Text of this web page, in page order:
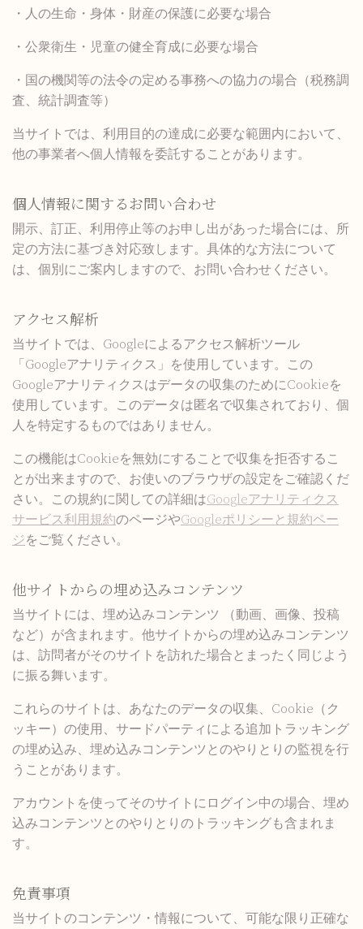
・人の生命・身体・財産の保護に必要な場合
・公衆衛生・児童の健全育成に必要な場合
・国の機関等の法令の定める事務への協力の場合（税務調
査、統計調査等）
当サイトでは、利用目的の達成に必要な範囲内において、
他の事業者へ個人情報を委託することがあります。
個人情報に関するお問い合わせ
開示、訂正、利用停止等のお申し出があった場合には、所
定の方法に基づき対応致します。具体的な方法について
は、個別にご案内しますので、お問い合わせください。
アクセス解析
当サイトでは、Googleによるアクセス解析ツール
「Googleアナリティクス」を使用しています。この
Googleアナリティクスはデータの収集のためにCookieを
使用しています。このデータは匿名で収集されており、個
人を特定するものではありません。
この機能はCookieを無効にすることで収集を拒否するこ
とが出来ますので、お使いのブラウザの設定をご確認くだ
さい。この規約に関しての詳細はGoogleアナリティクス
サービス利用規約のページやGoogleポリシーと規約ペー
ジをご覧ください。
他サイトからの埋め込みコンテンツ
当サイトには、埋め込みコンテンツ （動画、画像、投稿
など）が含まれます。他サイトからの埋め込みコンテンツ
は、訪問者がそのサイトを訪れた場合とまったく同じよう
に振る舞います。
これらのサイトは、あなたのデータの収集、Cookie（ク
ッキー）の使用、サードパーティによる追加トラッキング
の埋め込み、埋め込みコンテンツとのやりとりの監視を行
うことがあります。
アカウントを使ってそのサイトにログイン中の場合、埋め
込みコンテンツとのやりとりのトラッキングも含まれま
す。
免責事項
当サイトのコンテンツ・情報について、可能な限り正確な